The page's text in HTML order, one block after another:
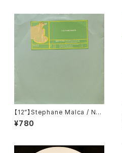
【12”】Stephane Malca / Nex
t To You (Pro-Zak Trax) (19
904)
¥780